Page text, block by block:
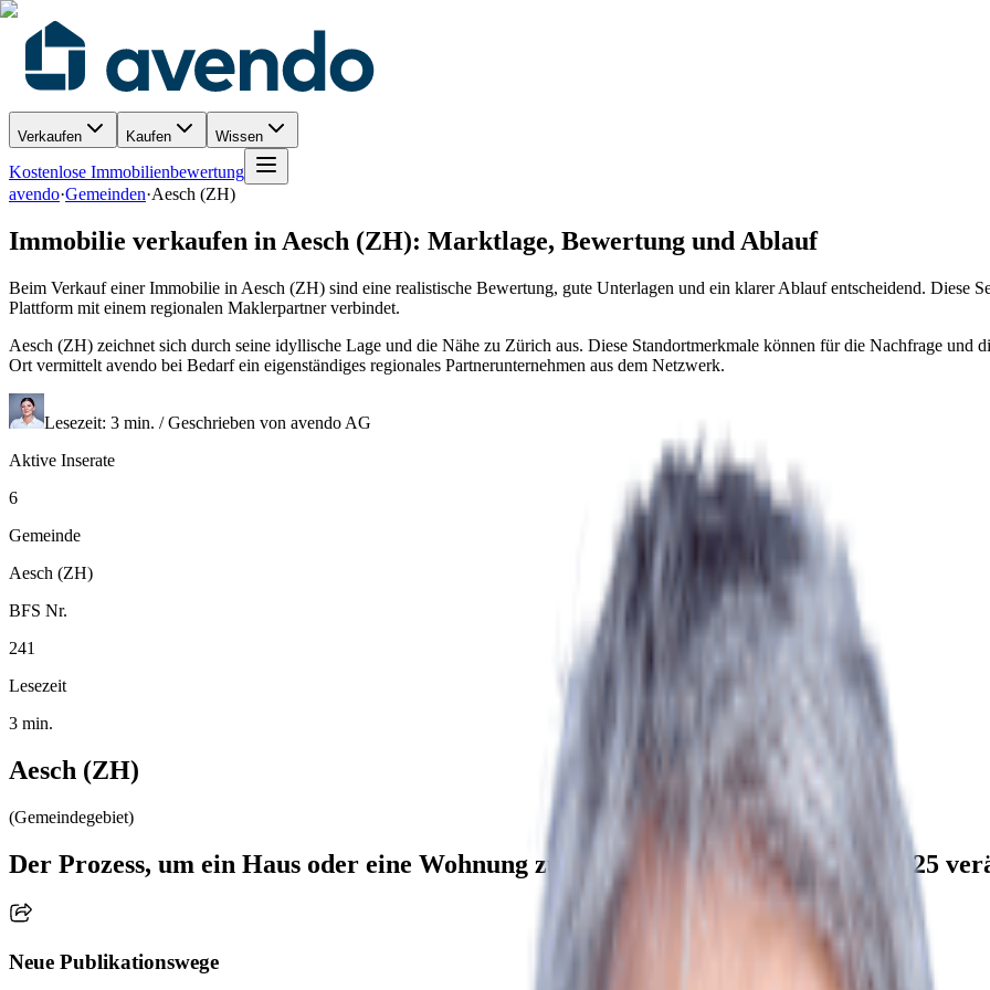
Verkaufen Kaufen Wissen
Kostenlose Immobilienbewertung
avendo·Gemeinden·Aesch (ZH)
Immobilie verkaufen in Aesch (ZH): Marktlage, Bewertung und Ablauf
Beim Verkauf einer Immobilie in Aesch (ZH) sind eine realistische Bewertung, gute Unterlagen und ein klarer Ablauf entscheidend. Diese
Plattform mit einem regionalen Maklerpartner verbindet.
Aesch (ZH) zeichnet sich durch seine idyllische Lage und die Nähe zu Zürich aus. Diese Standortmerkmale können für die Nachfrage und
Ort vermittelt avendo bei Bedarf ein eigenständiges regionales Partnerunternehmen aus dem Netzwerk.
Lesezeit: 3 min. / Geschrieben von avendo AG
Aktive Inserate
6
Gemeinde
Aesch (ZH)
BFS Nr.
241
Lesezeit
3 min.
Aesch (ZH)
(Gemeindegebiet)
Der Prozess, um ein Haus oder eine Wohnung zu verkaufen, hat sich im Jahr 2025
Neue Publikationswege